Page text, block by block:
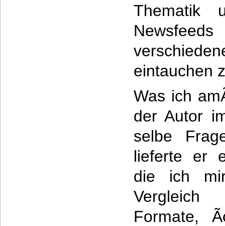
Thematik
eintauchen
Was ich
der Autor
selbe
lieferte er
die ich
Vergleich
Formate,